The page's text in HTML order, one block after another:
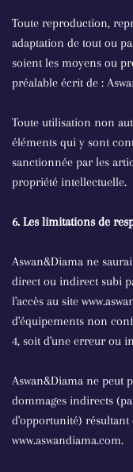
Toute reproduction,
adaptation de tout ou
soient les moyens ou
préalable écrit de :
Toute utilisation non
éléments qui y sont
sanctionnée par les
propriété intellectuelle.
6. Les limitations de
Aswan&Diama ne
direct ou indirect subi
l'accès au site
d'équipements non
4, soit d'une erreur ou
Aswan&Diama ne peut
dommages indirects
d'opportunité)
www.aswandiama.com.